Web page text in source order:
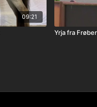
09:21
Yrja fra